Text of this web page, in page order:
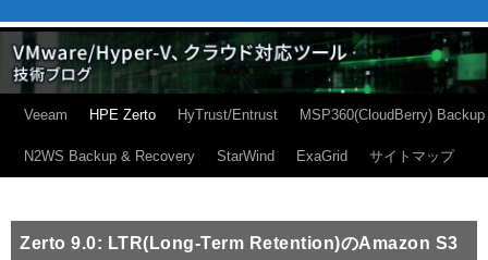
Veeam HPE Zerto HyTrust/Entrust MSP360(CloudBerry) Backup
N2WS Backup & Recovery StarWind ExaGrid サイトマップ
Zerto 9.0: LTR(Long-Term Retention)のAmazon S3